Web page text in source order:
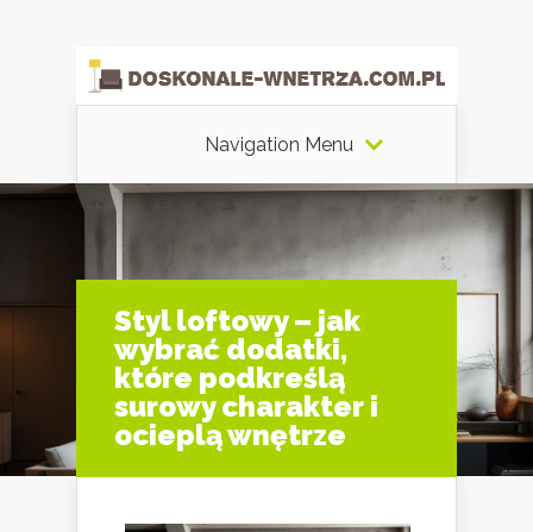
Navigation Menu
Styl loftowy – jak
wybrać dodatki,
które podkreślą
surowy charakter i
ocieplą wnętrze